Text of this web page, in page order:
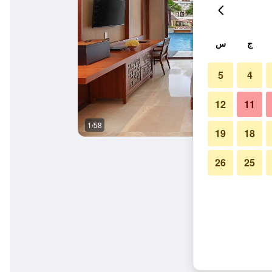
1/58
ج س
4
5
11
12
18
19
25
26